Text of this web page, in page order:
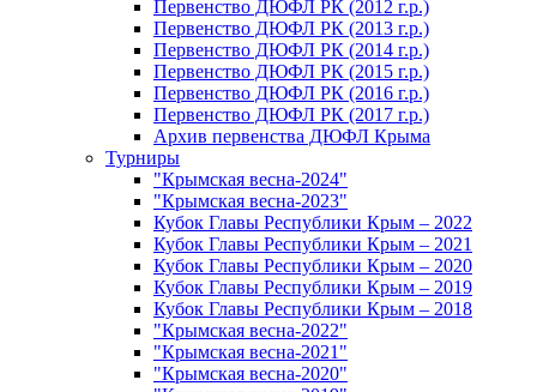
Первенство ДЮФЛ РК (2012 г.р.)
Первенство ДЮФЛ РК (2013 г.р.)
Первенство ДЮФЛ РК (2014 г.р.)
Первенство ДЮФЛ РК (2015 г.р.)
Первенство ДЮФЛ РК (2016 г.р.)
Первенство ДЮФЛ РК (2017 г.р.)
Архив первенства ДЮФЛ Крыма
Турниры
"Крымская весна-2024"
"Крымская весна-2023"
Кубок Главы Республики Крым – 2022
Кубок Главы Республики Крым – 2021
Кубок Главы Республики Крым – 2020
Кубок Главы Республики Крым – 2019
Кубок Главы Республики Крым – 2018
"Крымская весна-2022"
"Крымская весна-2021"
"Крымская весна-2020"